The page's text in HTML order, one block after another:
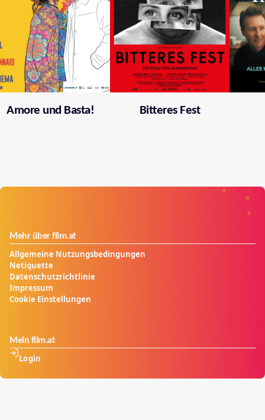
Amore und Basta! Bitteres Fest
Mehr über film.at
Allgemeine Nutzungsbedingungen
Netiquette
Datenschutzrichtlinie
Impressum
Cookie Einstellungen
Mein film.at
Login